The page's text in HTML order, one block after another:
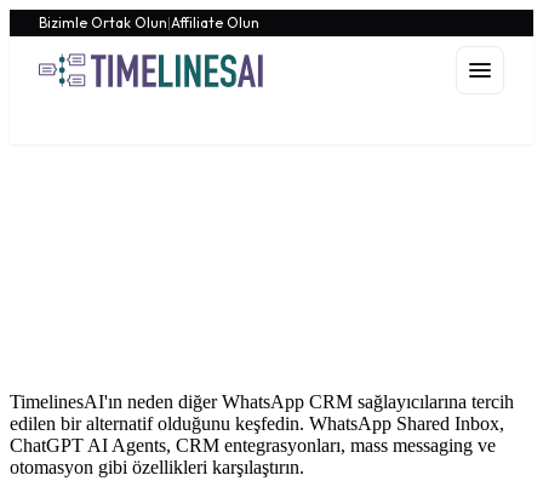
Bizimle Ortak Olun|Affiliate Olun
TimelinesAI'ın neden diğer WhatsApp CRM sağlayıcılarına tercih
edilen bir alternatif olduğunu keşfedin. WhatsApp Shared Inbox,
ChatGPT AI Agents, CRM entegrasyonları, mass messaging ve
otomasyon gibi özellikleri karşılaştırın.